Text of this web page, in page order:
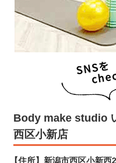
Body make studio
西区小新店
【住所】 新潟市西区小新西